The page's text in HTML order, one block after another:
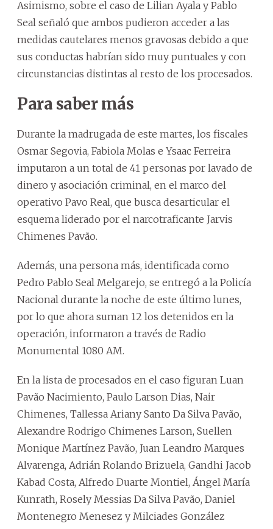
Asimismo, sobre el caso de Lilian Ayala y Pablo
Seal señaló que ambos pudieron acceder a las
medidas cautelares menos gravosas debido a que
sus conductas habrían sido muy puntuales y con
circunstancias distintas al resto de los procesados.
Para saber más
Durante la madrugada de este martes, los fiscales
Osmar Segovia, Fabiola Molas e Ysaac Ferreira
imputaron a un total de 41 personas por lavado de
dinero y asociación criminal, en el marco del
operativo Pavo Real, que busca desarticular el
esquema liderado por el narcotraficante Jarvis
Chimenes Pavão.
Además, una persona más, identificada como
Pedro Pablo Seal Melgarejo, se entregó a la Policía
Nacional durante la noche de este último lunes,
por lo que ahora suman 12 los detenidos en la
operación, informaron a través de Radio
Monumental 1080 AM.
En la lista de procesados en el caso figuran Luan
Pavão Nacimiento, Paulo Larson Dias, Nair
Chimenes, Tallessa Ariany Santo Da Silva Pavão,
Alexandre Rodrigo Chimenes Larson, Suellen
Monique Martínez Pavão, Juan Leandro Marques
Alvarenga, Adrián Rolando Brizuela, Gandhi Jacob
Kabad Costa, Alfredo Duarte Montiel, Ángel María
Kunrath, Rosely Messias Da Silva Pavão, Daniel
Montenegro Menesez y Milciades González